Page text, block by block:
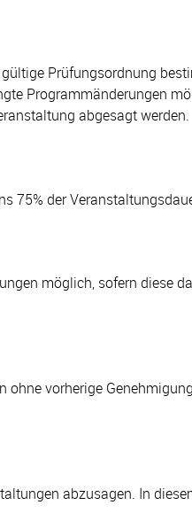
Prüfungsordnung
Programmänderungen
abgesagt werden.
75% der
möglich, sofern diese
vorherige
abzusagen. In